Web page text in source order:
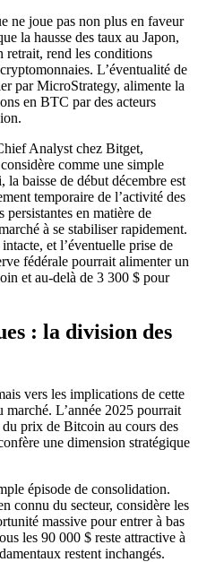
ne joue pas non plus en faveur
la hausse des taux au Japon,
retrait, rend les conditions
L’éventualité de
par MicroStrategy, alimente la
en BTC par des acteurs
Analyst chez Bitget,
comme une simple
baisse de début décembre est
temporaire de l’activité des
en matière de
à se stabiliser rapidement.
et l’éventuelle prise de
fédérale pourrait alimenter un
et au-delà de 3 300 $ pour
: la division des
vers les implications de cette
L’année 2025 pourrait
prix de Bitcoin au cours des
une dimension stratégique
épisode de consolidation.
connu du secteur, considère les
massive pour entrer à bas
les 90 000 $ reste attractive à
restent inchangés.